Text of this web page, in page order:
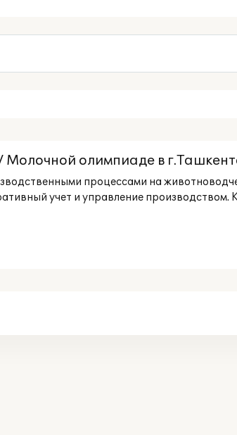
олимпиаде в
процессами на
учет и управление производством.